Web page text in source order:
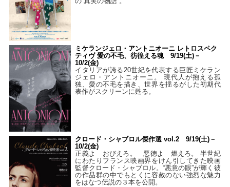
ミケランジェロ・アントニオーニ レトロスペク
ティヴ 愛の不毛、彷徨える魂 9/19(土)－
10/2(金)
イタリアが誇る20世紀を代表する巨匠ミケラン
ジェロ・アントニオーニ。 現代人が抱える孤
独、愛の不毛を描き、世界を揺るがした初期代
表作がスクリーンに甦る。
クロード・シャブロル傑作選 vol.2 9/19(土)－
10/2(金)
正義よ おびえろ。 悪徳よ 燃えろ。 半世紀
にわたりフランス映画界をけん引してきた映画
監督クロード・シャブロル。“悪意の眼”が輝く彼
の作品群の中でもとくに容赦のない強烈な魅力
をはなつ伝説の３本を公開。